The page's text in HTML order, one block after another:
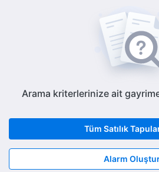
Arama kriterlerinize ait
Tüm Satılık
Alarm